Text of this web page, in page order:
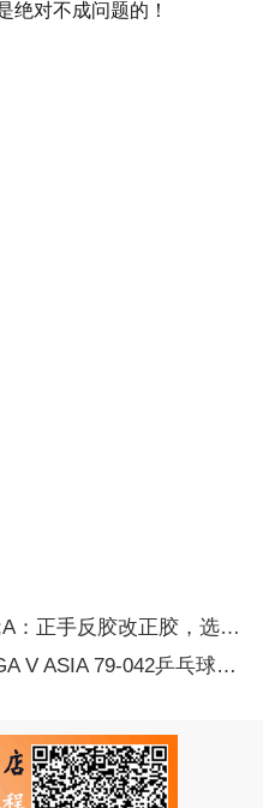
绝对不成问题的！
反胶改正胶，选什么胶皮比较好？
乒乓球胶皮评测（先上台，后暴力！）